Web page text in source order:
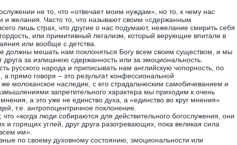
не то, что «отвечает моим нуждам», но то, к чему нас
и желания. Часто то, что называют своим «сдержанным
лишь страх, что другие о нас подумают, нежелание смирить себя
или примитивный легализм, который верующие впитали в
или вообще с детства.
должны мешать нам поклоняться Богу всем своим существом, и мы
друга за излишнюю сдержанность или за эмоциональность.
русского народа и приписывать нам английскую чопорность, по
а прямо говоря – это результат конфессиональной
молоканское наследие, с его страдальческим самобичеванием и
запретительного характера мы приходим к очень
а это уже не единство духа, а «единство во круг мнения»
т.е. антропоцентричное поклонение.
что «когда люди собираются для действительного богослужения, они
и горящих углей, друг друга разогревающих, пока великая сила
им».
по своему духовному состоянию, эмоциональности или